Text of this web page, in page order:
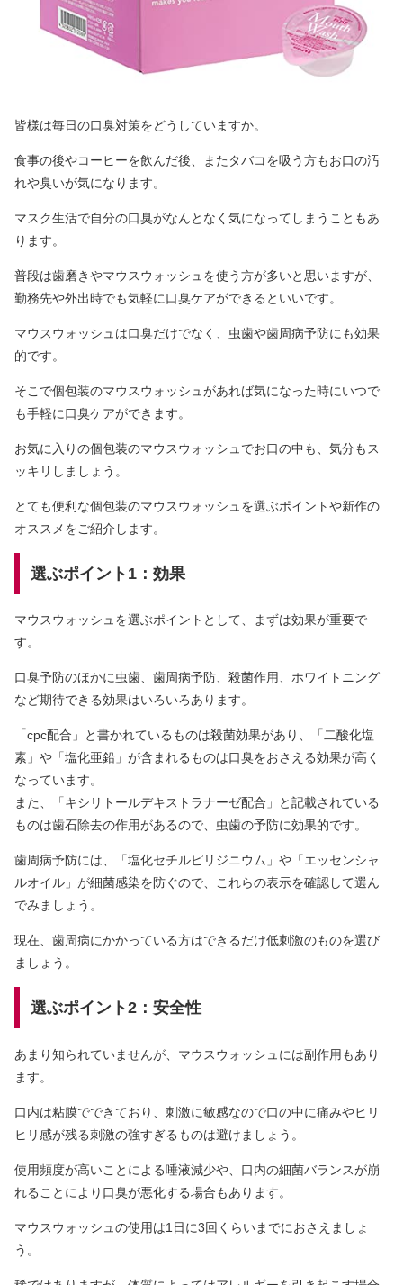
皆様は毎日の口臭対策をどうしていますか。
食事の後やコーヒーを飲んだ後、またタバコを吸う方もお口の汚
れや臭いが気になります。
マスク生活で自分の口臭がなんとなく気になってしまうこともあ
ります。
普段は歯磨きやマウスウォッシュを使う方が多いと思いますが、
勤務先や外出時でも気軽に口臭ケアができるといいです。
マウスウォッシュは口臭だけでなく、虫歯や歯周病予防にも効果
的です。
そこで個包装のマウスウォッシュがあれば気になった時にいつで
も手軽に口臭ケアができます。
お気に入りの個包装のマウスウォッシュでお口の中も、気分もス
ッキリしましょう。
とても便利な個包装のマウスウォッシュを選ぶポイントや新作の
オススメをご紹介します。
選ぶポイント1：効果
マウスウォッシュを選ぶポイントとして、まずは効果が重要で
す。
口臭予防のほかに虫歯、歯周病予防、殺菌作用、ホワイトニング
など期待できる効果はいろいろあります。
「cpc配合」と書かれているものは殺菌効果があり、「二酸化塩
素」や「塩化亜鉛」が含まれるものは口臭をおさえる効果が高く
なっています。
また、「キシリトールデキストラナーゼ配合」と記載されている
ものは歯石除去の作用があるので、虫歯の予防に効果的です。
歯周病予防には、「塩化セチルピリジニウム」や「エッセンシャ
ルオイル」が細菌感染を防ぐので、これらの表示を確認して選ん
でみましょう。
現在、歯周病にかかっている方はできるだけ低刺激のものを選び
ましょう。
選ぶポイント2：安全性
あまり知られていませんが、マウスウォッシュには副作用もあり
ます。
口内は粘膜でできており、刺激に敏感なので口の中に痛みやヒリ
ヒリ感が残る刺激の強すぎるものは避けましょう。
使用頻度が高いことによる唾液減少や、口内の細菌バランスが崩
れることにより口臭が悪化する場合もあります。
マウスウォッシュの使用は1日に3回くらいまでにおさえましょ
う。